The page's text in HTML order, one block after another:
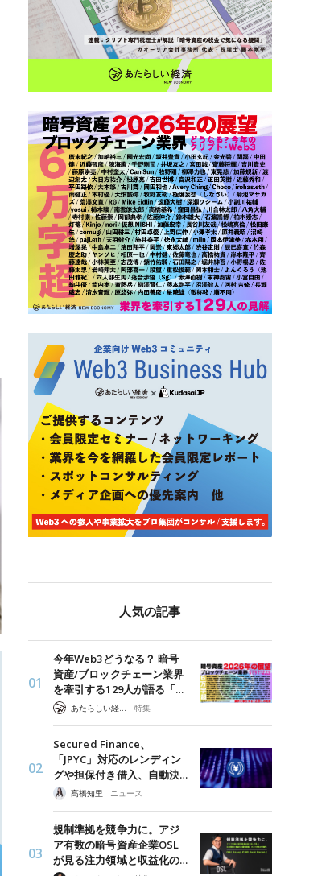
人気の記事
今年Web3どうなる？ 暗号
資産/ブロックチェーン業界
を牽引する129人が語る「…
| 特集
Secured Finance、
「JPYC」対応のレンディン
グや担保付き借入、自動決…
髙橋知里 | ニュース
規制準拠を競争力に。アジ
ア有数の暗号資産企業OSL
が見る注力領域と収益化の…